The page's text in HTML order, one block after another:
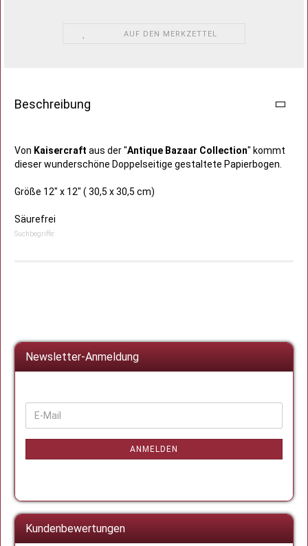
AUF DEN MERKZETTEL
Beschreibung
Von Kaisercraft aus der "Antique Bazaar Collection" kommt
dieser wunderschöne Doppelseitige gestaltete Papierbogen.
Größe 12" x 12" ( 30,5 x 30,5 cm)
Säurefrei
Suchbegriffe:
Newsletter-Anmeldung
WEITER
ZUR
NEWSLETTER-
E-
Mail
ANMELDEN
Kundenbewertungen